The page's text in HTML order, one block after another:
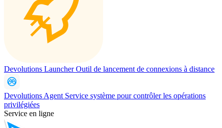
Devolutions LauncherOutil de lancement de connexions à distance
Devolutions Agent Service système pour contrôler les opérations
privilégiées
Service en ligne